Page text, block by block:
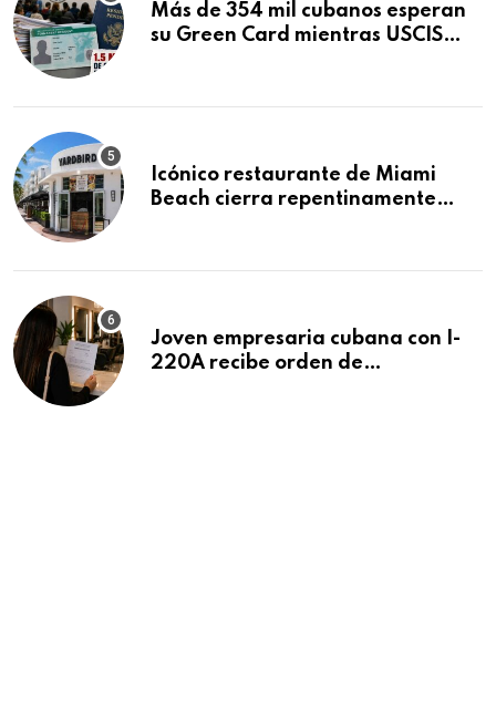
Más de 354 mil cubanos esperan
su Green Card mientras USCIS
Icónico restaurante de Miami
Beach cierra repentinamente
Joven empresaria cubana con I-
220A recibe orden de